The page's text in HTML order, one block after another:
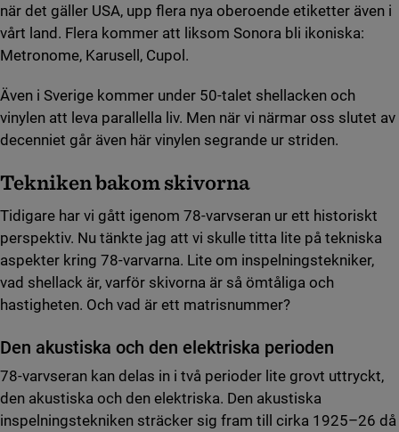
när det gäller USA, upp flera nya oberoende etiketter även i
vårt land. Flera kommer att liksom Sonora bli ikoniska:
Metronome, Karusell, Cupol.
Även i Sverige kommer under 50-talet shellacken och
vinylen att leva parallella liv. Men när vi närmar oss slutet av
decenniet går även här vinylen segrande ur striden.
Tekniken bakom skivorna
Tidigare har vi gått igenom 78-varvseran ur ett historiskt
perspektiv. Nu tänkte jag att vi skulle titta lite på tekniska
aspekter kring 78-varvarna. Lite om inspelningstekniker,
vad shellack är, varför skivorna är så ömtåliga och
hastigheten. Och vad är ett matrisnummer?
Den akustiska och den elektriska perioden
78-varvseran kan delas in i två perioder lite grovt uttryckt,
den akustiska och den elektriska. Den akustiska
inspelningstekniken sträcker sig fram till cirka 1925–26 då